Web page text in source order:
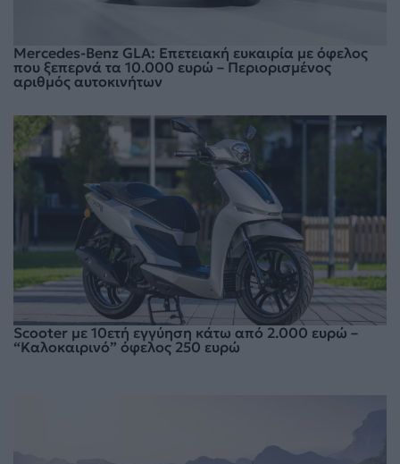
Mercedes-Benz GLA: Επετειακή ευκαιρία με όφελος
που ξεπερνά τα 10.000 ευρώ – Περιορισμένος
αριθμός αυτοκινήτων
Scooter με 10ετή εγγύηση κάτω από 2.000 ευρώ –
“Καλοκαιρινό” όφελος 250 ευρώ